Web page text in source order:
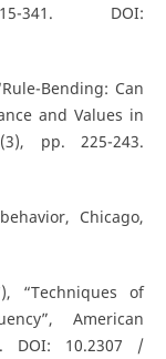
341. DOI:
Bending: Can
and Values in
pp. 225-243.
Chicago,
“Techniques of
American
DOI: 10.2307 /